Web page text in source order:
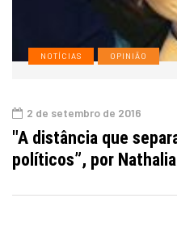
NOTÍCIAS OPINIÃO
2 de setembro de 2016
"A distância que
políticos”, por